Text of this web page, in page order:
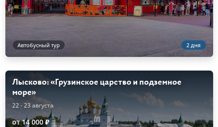
Автобусный тур 2 дня
Лысково: «Грузинское царство и подземное
море»
22 - 23 августа
от 14 000 ₽